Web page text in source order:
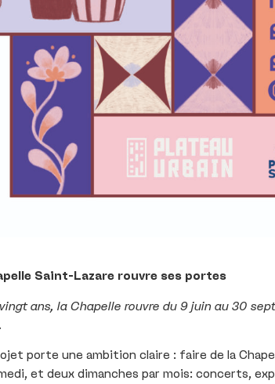
Saint-Lazare rouvre ses portes
ans, la Chapelle rouvre du 9 juin au 30
porte une ambition claire : faire de la
et deux dimanches par mois: concerts,